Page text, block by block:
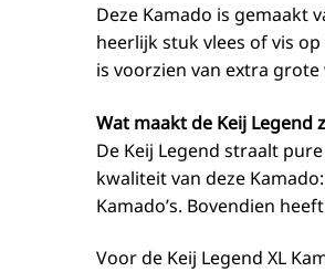
Deze Kamado is gemaakt
heerlijk stuk vlees of vis
is voorzien van extra
Wat maakt de Keij Legend
De Keij Legend straalt
kwaliteit van deze
Kamado’s. Bovendien
Voor de Keij Legend XL